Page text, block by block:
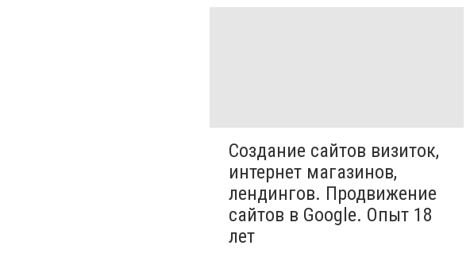
Создание сайтов визиток,
интернет магазинов,
лендингов. Продвижение
сайтов в Google. Опыт 18
лет